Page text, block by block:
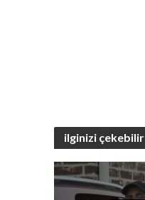
ilginizi çekebilir